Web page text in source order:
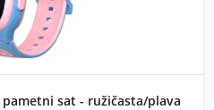
pametni sat - ružičasta/plava